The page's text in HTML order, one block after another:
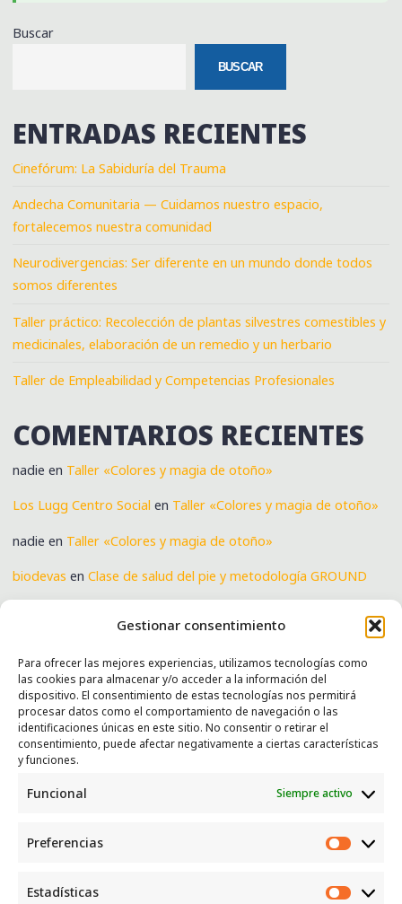
Gestionar consentimiento
Para ofrecer las mejores experiencias, utilizamos tecnologías como
las cookies para almacenar y/o acceder a la información del
dispositivo. El consentimiento de estas tecnologías nos permitirá
procesar datos como el comportamiento de navegación o las
identificaciones únicas en este sitio. No consentir o retirar el
consentimiento, puede afectar negativamente a ciertas características
y funciones.
Funcional Siempre activo
Preferencias
Estadísticas
Buscar
BUSCAR
ENTRADAS RECIENTES
Cinefórum: La Sabiduría del Trauma
Andecha Comunitaria — Cuidamos nuestro espacio,
fortalecemos nuestra comunidad
Neurodivergencias: Ser diferente en un mundo donde todos
somos diferentes
Taller práctico: Recolección de plantas silvestres comestibles y
medicinales, elaboración de un remedio y un herbario
Taller de Empleabilidad y Competencias Profesionales
COMENTARIOS RECIENTES
nadie en Taller «Colores y magia de otoño»
Los Lugg Centro Social en Taller «Colores y magia de otoño»
nadie en Taller «Colores y magia de otoño»
biodevas enClase de salud del pie y metodología GROUND
SERVICIOS
Recogida e intercambio de ropa y enseres.
INFORMACIÓN
Política de privacidad
CONTACTO
Correo: luggcentrosocial @ biodevas.org